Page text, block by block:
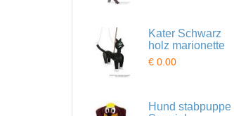
Kater Schwarz
holz marionette
€ 0.00
Hund stabpuppe